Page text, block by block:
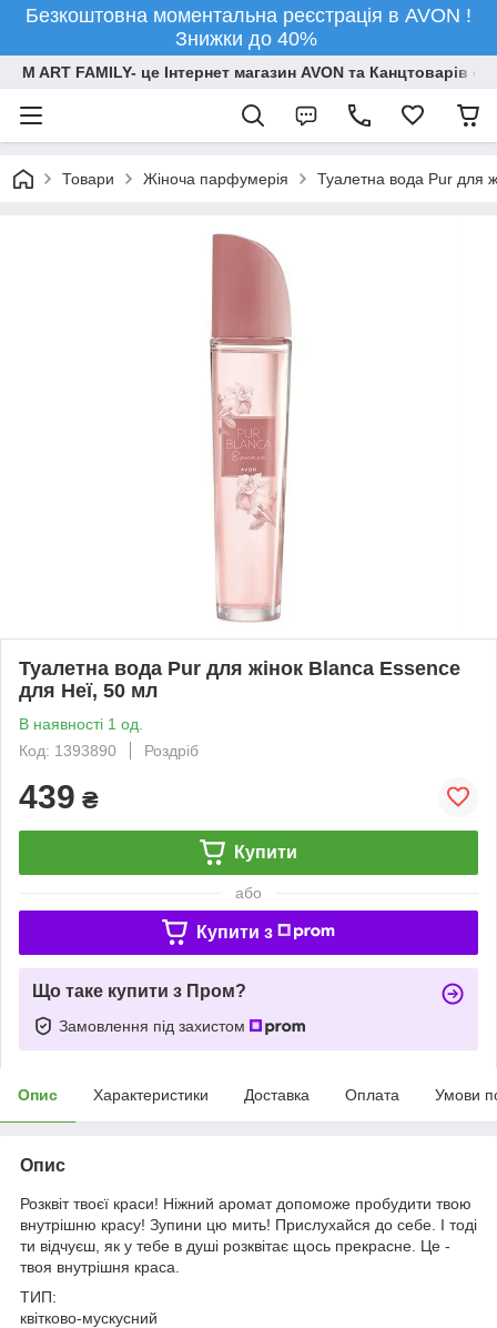
Безкоштовна моментальна реєстрація в AVON !
Знижки до 40%
M ART FAMILY- це Інтернет магазин AVON та Канцтоварів
Товари Жіноча парфумерія Туалетна вода Pur для
Туалетна вода Pur для жінок Blanca Essence
для Неї, 50 мл
В наявності 1 од.
Код: 1393890
Роздріб
439 ₴
Купити
або
Купити з
Що таке купити з Пром?
Замовлення під захистом
Опис Характеристики Доставка Оплата Умови
Опис
Розквіт твоєї краси! Ніжний аромат допоможе пробудити твою
внутрішню красу! Зупини цю мить! Прислухайся до себе. І тоді
ти відчуєш, як у тебе в душі розквітає щось прекрасне. Це -
твоя внутрішня краса.
ТИП:
квітково-мускусний